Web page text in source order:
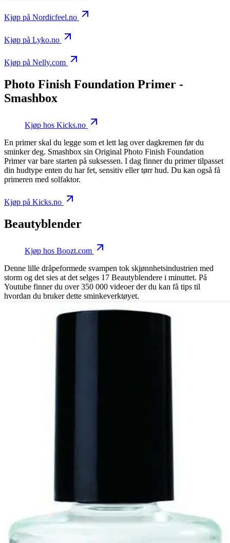
Kjøp på Nordicfeel.no
Kjøp på Lyko.no
Kjøp på Nelly.com
Photo Finish Foundation Primer -
Smashbox
Kjøp hos Kicks.no
En primer skal du legge som et lett lag over dagkremen før du
sminker deg. Smashbox sin Original Photo Finish Foundation
Primer var bare starten på suksessen. I dag finner du primer tilpasset
din hudtype enten du har fet, sensitiv eller tørr hud. Du kan også få
primeren med solfaktor.
Kjøp på Kicks.no
Beautyblender
Kjøp hos Boozt.com
Denne lille dråpeformede svampen tok skjønnhetsindustrien med
storm og det sies at det selges 17 Beautyblendere i minuttet. På
Youtube finner du over 350 000 videoer der du kan få tips til
hvordan du bruker dette sminkeverktøyet.
Kjøp på Kicks.no
Giorgio Armani Beauty Luminous Silk
som navnet sier skal den gi et silkemykt resultat og en perfekt finish
uten å dekke til for mye.
Kjøp på Kicks.no